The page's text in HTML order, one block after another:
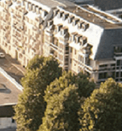
Exporter les lignes
Exporter toutes les
Exporter uniquement les
Menu
<
>
- 🎁 Caen on aime, on
- 🎉 Les événements AVF
- Activités et Loisirs
Ajoutez un logo, un bouton,